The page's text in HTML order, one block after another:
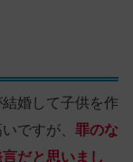
婚して子供を作
ですが、 罪のな
だと思いまし